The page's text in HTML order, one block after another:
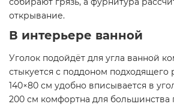
открывание.
В интерьере ванной
Уголок подойдёт для угла ванной
стыкуется с поддоном подходящего
140×80 см удобно вписывается в
200 см комфортна для большинства